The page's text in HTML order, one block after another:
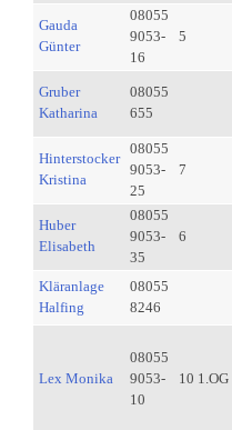
Gauda
Günter
08055
9053-
16
5
Gruber
Katharina
08055
655
Hinterstocker
Kristina
08055
9053-
25
7
Huber
Elisabeth
08055
9053-
35
6
Kläranlage
Halfing
08055
8246
Lex Monika
08055
9053-
10
10 1.OG